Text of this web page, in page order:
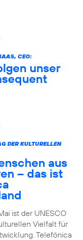
CEO:
unser
DER KULTURELLEN
aus
– das ist
ist der UNESCO
Vielfalt für
Telefónica